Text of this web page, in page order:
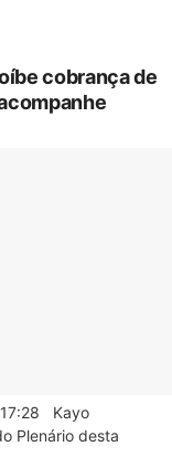
cobrança de
17:28 Kayo
Plenário desta